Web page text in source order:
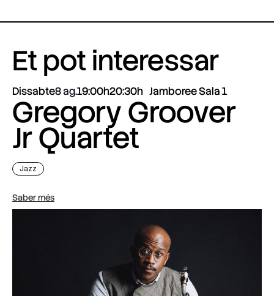
Et pot interessar
Dissabte8 ag.19:00h20:30h Jamboree Sala 1
Gregory Groover
Jr Quartet
Jazz
Saber més